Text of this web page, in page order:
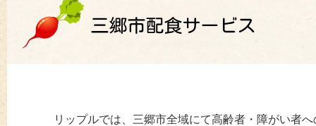
リップルでは、三郷市全域にて高齢者・障がい者